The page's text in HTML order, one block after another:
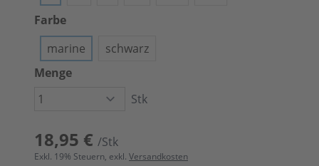
Farbe
marine
schwarz
Menge
Stk
18,95 € /Stk
Exkl. 19% Steuern, exkl. Versandkosten